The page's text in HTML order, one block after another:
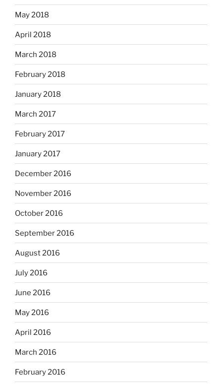
May 2018
April 2018
March 2018
February 2018
January 2018
March 2017
February 2017
January 2017
December 2016
November 2016
October 2016
September 2016
August 2016
July 2016
June 2016
May 2016
April 2016
March 2016
February 2016